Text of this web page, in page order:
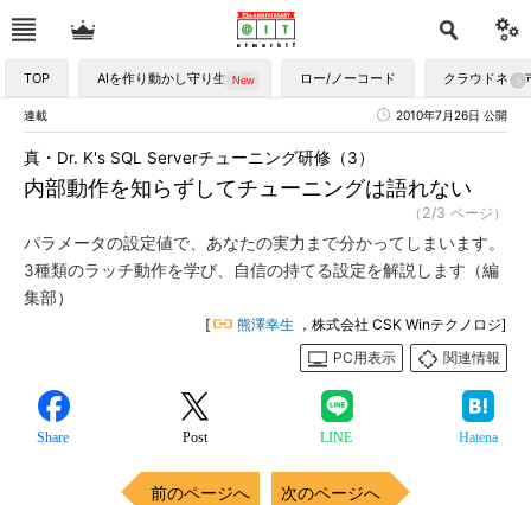
TOP AIを作り動かし守り生かす ロー/ノーコード クラウドネイ
連載 2010年7月26日 公開
内部動作を知らずしてチューニングは語れない
真・Dr. K's SQL Serverチューニング研修（3）
（2/3 ページ）
パラメータの設定値で、あなたの実力まで分かってしまいます。
3種類のラッチ動作を学び、自信の持てる設定を解説します（編
集部）
[ 熊澤幸生 ，株式会社 CSK Winテクノロジ]
PC用表示
関連情報
Share Post LINE Hatena
前のページへ 次のページへ